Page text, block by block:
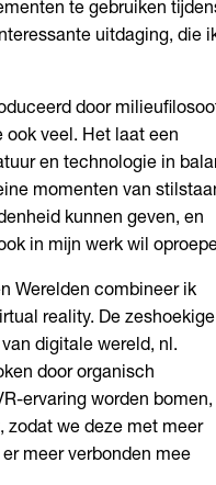
te gebruiken
uitdaging, die
door
ook veel. Het laat een
en technologie in
momenten van
kunnen geven, en
in mijn werk wil
Werelden combineer ik
reality. De zeshoekige
digitale wereld, nl.
door organisch
ervaring worden bomen,
zodat we deze met meer
meer verbonden mee